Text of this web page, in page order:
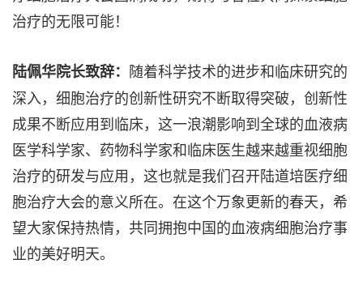
治疗的无限可能！
陆佩华院长致辞： 随着科学技术的进步和临床研究的
深入，细胞治疗的创新性研究不断取得突破，创新性
成果不断应用到临床，这一浪潮影响到全球的血液病
医学科学家、药物科学家和临床医生越来越重视细胞
治疗的研发与应用，这也就是我们召开陆道培医疗细
胞治疗大会的意义所在。在这个万象更新的春天，希
望大家保持热情，共同拥抱中国的血液病细胞治疗事
业的美好明天。